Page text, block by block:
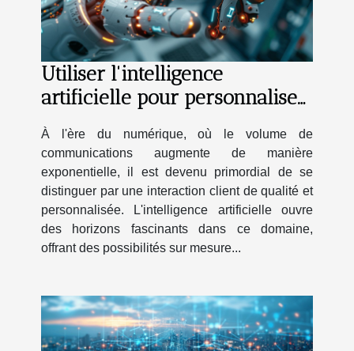
Utiliser l'intelligence
artificielle pour personnaliser
la communication client
À l'ère du numérique, où le volume de
communications augmente de manière
exponentielle, il est devenu primordial de se
distinguer par une interaction client de qualité et
personnalisée. L'intelligence artificielle ouvre
des horizons fascinants dans ce domaine,
offrant des possibilités sur mesure...